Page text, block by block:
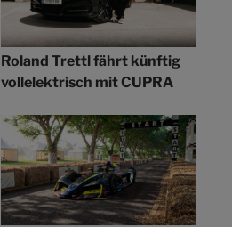
Roland Trettl fährt künftig
vollelektrisch mit CUPRA